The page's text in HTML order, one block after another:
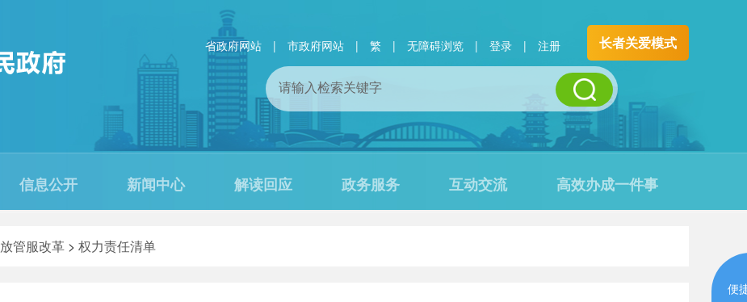
省政府网站 | 市政府网站 | 繁 | 无障碍浏览 | 登录 | 注册 长者关爱模式
信息公开 新闻中心 解读回应 政务服务 互动交流 高效办成一件事
放管服改革 > 权力责任清单
便